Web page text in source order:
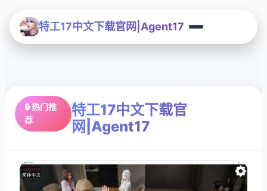
特工17中文下载官网|Agent17
🔒 热门推
荐
特工17中文下载官
网|Agent17